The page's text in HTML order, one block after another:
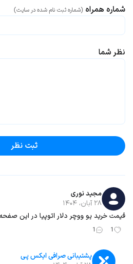
شماره همراه (شماره ثبت نام شده در سایت)
نظر شما
ثبت نظر
مجید نوری
۲۸ آبان، ۱۴۰۴
قیمت خرید یو ووچر دلار اتوپیا در این
1
1
پشتیبانی صرافی ایکس پی